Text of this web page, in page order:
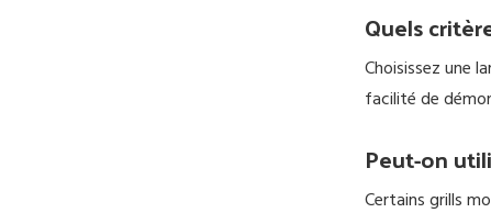
Quels
Choisissez une
facilité de
Peut-on
Certains grills